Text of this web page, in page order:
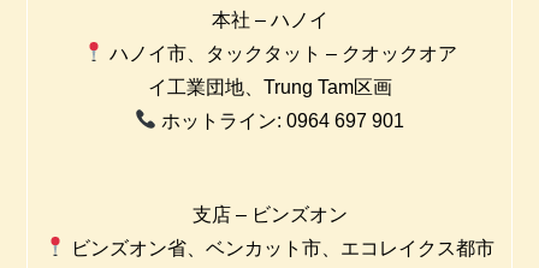
本社 – ハノイ
ハノイ市、タックタット – クオックオア
イ工業団地、Trung Tam区画
ホットライン: 0964 697 901
支店 – ビンズオン
ビンズオン省、ベンカット市、エコレイクス都市